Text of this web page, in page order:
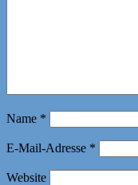
Name *
E-Mail-Adresse *
Website